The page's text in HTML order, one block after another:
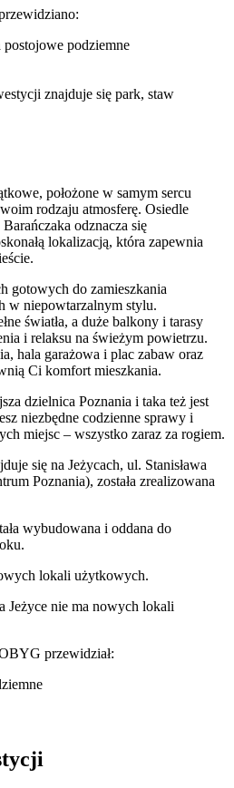
postojowe podziemne
znajduje się park, staw
położone w samym sercu
rodzaju atmosferę. Osiedle
odznacza się
lokalizacją, która zapewnia
gotowych do zamieszkania
w niepowtarzalnym stylu.
światła, a duże balkony i tarasy
i relaksu na świeżym powietrzu.
hala garażowa i plac zabaw oraz
Ci komfort mieszkania.
dzielnica Poznania i taka też jest
niezbędne codzienne sprawy i
miejsc – wszystko zaraz za rogiem.
się na Jeżycach, ul. Stanisława
Poznania), została zrealizowana
wybudowana i oddana do
.
lokali użytkowych.
Jeżyce nie ma nowych lokali
przewidział: